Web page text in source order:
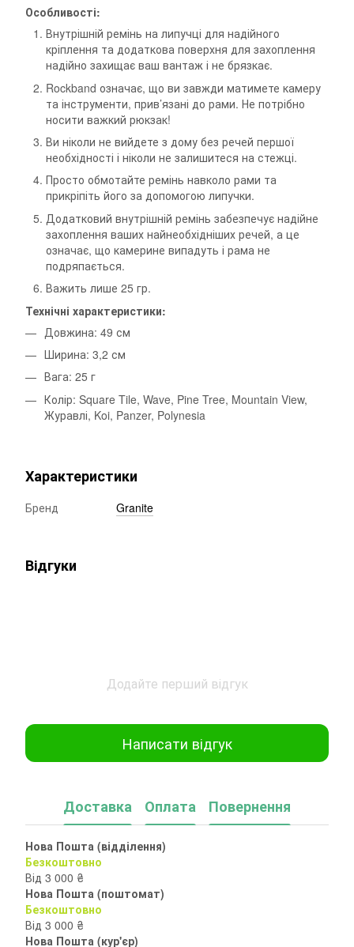
Особливості:
Внутрішній ремінь на липучці для надійного
кріплення та додаткова поверхня для захоплення
надійно захищає ваш вантаж і не брязкає.
Rockband означає, що ви завжди матимете камеру
та інструменти, прив’язані до рами. Не потрібно
носити важкий рюкзак!
Ви ніколи не вийдете з дому без речей першої
необхідності і ніколи не залишитеся на стежці.
Просто обмотайте ремінь навколо рами та
прикріпіть його за допомогою липучки.
Додатковий внутрішній ремінь забезпечує надійне
захоплення ваших найнеобхідніших речей, а це
означає, що камерине випадуть і рама не
подряпається.
Важить лише 25 гр.
Технічні характеристики:
Довжина: 49 см
Ширина: 3,2 см
Вага: 25 г
Колір: Square Tile, Wave, Pine Tree, Mountain View,
Журавлі, Koi, Panzer, Polynesia
Характеристики
Бренд Granite
Відгуки
Додайте перший відгук
Написати відгук
Доставка Оплата Повернення
Нова Пошта (відділення)
Безкоштовно
Від 3 000 ₴
Нова Пошта (поштомат)
Безкоштовно
Від 3 000 ₴
Нова Пошта (кур'єр)